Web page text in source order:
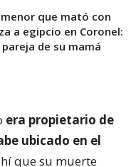
era propietario de
ubicado en el
nueve de
su detención